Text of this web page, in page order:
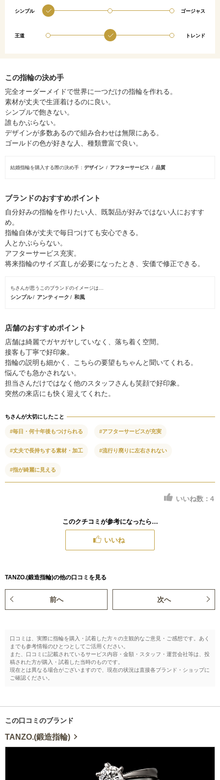
シンプル ゴージャス
王道 トレンド
この指輪の決め手
完全オーダーメイドで世界に一つだけの指輪を作れる。
素材が丈夫で生涯着けるのに良い。
シンプルで飽きない。
誰もかぶらない。
デザインが多数あるので組み合わせは無限にある。
ゴールドの色が好きな人、種類豊富で良い。
結婚指輪を購入する際の決め手 デザイン アフターサービス 品質
ブランドのおすすめポイント
自分好みの指輪を作りたい人、既製品が好みではない人におすす
め。
指輪自体が丈夫で毎日つけても安心できる。
人とかぶららない。
アフターサービス充実。
将来指輪のサイズ直しが必要になったとき、安価で修正できる。
ちさんが思うこのブランドのイメージは…
シンプル アンティーク 和風
店舗のおすすめポイント
店舗は綺麗でガヤガヤしていなく、落ち着く空間。
接客も丁寧で好印象。
指輪の説明も細かく、こちらの要望もちゃんと聞いてくれる。
悩んでも急かされない。
担当さんだけではなく他のスタッフさんも笑顔で好印象。
突然の来店にも快く迎えてくれた。
ちさんが大切にしたこと
#毎日・何十年後もつけられる #アフターサービスが充実
#丈夫で長持ちする素材・加工 #流行り廃りに左右されない
#指が綺麗に見える
いいね数： 4
このクチコミが参考になったら…
いいね
TANZO.(鍛造指輪)の他の口コミを見る
前へ 次へ
口コミは、実際に指輪を購入・試着した方々の主観的なご意見・ご感想です。あく
までも参考情報のひとつとしてご活用ください。
また、口コミに記載されているサービス内容・金額・スタッフ・運営会社等は、投
稿された方が購入・試着した当時のものです。
現在とは異なる場合がございますので、現在の状況は直接各ブランド・ショップに
ご確認ください。
この口コミのブランド
TANZO.(鍛造指輪)